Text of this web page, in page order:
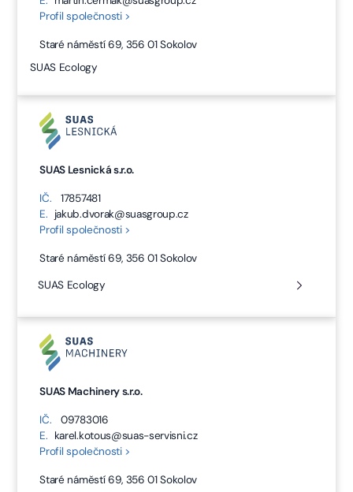
Profil společnosti >
Staré náměstí 69, 356 01 Sokolov
SUAS Ecology
SUAS Lesnická s.r.o.
IČ.
17857481
E. jakub.dvorak@suasgroup.cz
Profil společnosti >
Staré náměstí 69, 356 01 Sokolov
SUAS Ecology
SUAS Machinery s.r.o.
IČ.
09783016
E. karel.kotous@suas-servisni.cz
Profil společnosti >
Staré náměstí 69, 356 01 Sokolov